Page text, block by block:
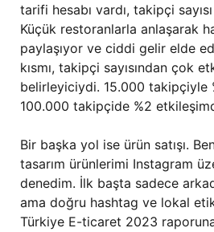
tarifi hesabı vardı, takipçi
Küçük restoranlarla anlaşarak
paylaşıyor ve ciddi gelir elde
kısmı, takipçi sayısından çok
belirleyiciydi. 15.000 takipçiyle
100.000 takipçide %2
Bir başka yol ise ürün satışı.
tasarım ürünlerimi Instagram
denedim. İlk başta sadece
ama doğru hashtag ve lokal
Türkiye E-ticaret 2023